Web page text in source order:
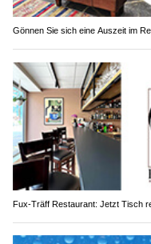
Gönnen Sie sich eine Auszeit im
Fux-Träff Restaurant: Jetzt Tisch